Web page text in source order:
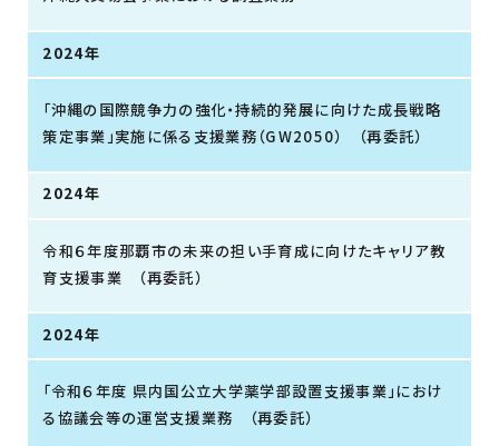
2024年
「沖縄の国際競争力の強化・持続的発展に向けた成長戦略
策定事業」実施に係る支援業務（GW2050） （再委託）
2024年
令和６年度那覇市の未来の担い手育成に向けたキャリア教
育支援事業 （再委託）
2024年
「令和６年度 県内国公立大学薬学部設置支援事業」におけ
る協議会等の運営支援業務 （再委託）